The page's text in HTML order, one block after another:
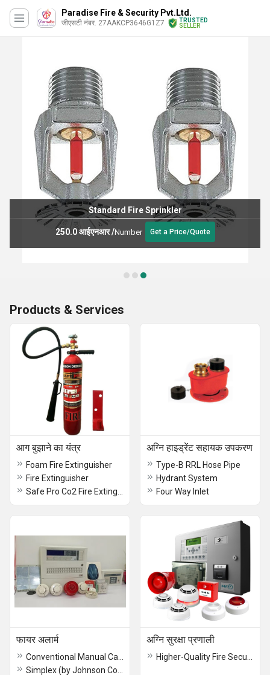
Paradise Fire & Security Pvt.Ltd.
जीएसटी नंबर. 27AAKCP3646G1Z7
TRUSTED
SELLER
Standard Fire Sprinkler
250.0 आईएनआर/Number Get a Price/Quote
Products & Services
आग बुझाने का यंत्र
Foam Fire Extinguisher
Fire Extinguisher
अग्नि हाइड्रेंट सहायक उपकरण
Type-B RRL Hose Pipe
Hydrant System
Four Way Inlet
फायर अलार्म अग्नि सुरक्षा प्रणाली